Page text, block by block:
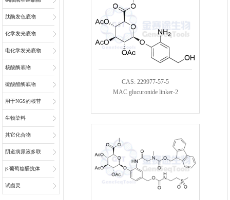
底物
肽酶发色底物
化学发光底物
电化学发光底物
核酸酶底物
硫酸酯酶底物
用于NGS的核苷
和核苷酸
生物染料
其它化合物
阴道病尿液多联
检底物
β-葡萄糖醛抗体
偶联物连接子
试卤灵
CAS: 229977-57-5
MAC glucuronide linker-2